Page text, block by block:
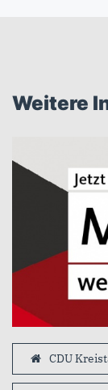
Weitere
CDU